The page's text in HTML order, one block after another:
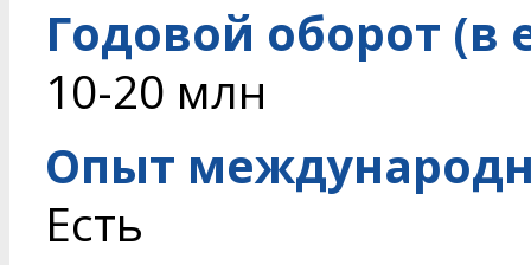
Годовой оборот (в
10-20 млн
Опыт
Есть